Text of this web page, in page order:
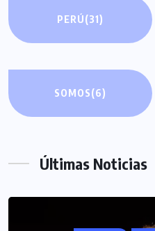
PERÚ(31)
SOMOS(6)
Últimas Noticias